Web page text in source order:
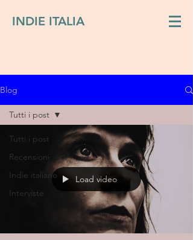
INDIE ITALIA
Blog
Tutti i post
Recensioni
Indie italiano
Interviste
Tutti i post
Load video